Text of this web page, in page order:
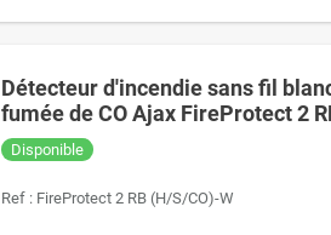
Détecteur d'incendie sans fil
fumée de CO Ajax FireProtect 2
Disponible
Ref : FireProtect 2 RB (H/S/CO)-W